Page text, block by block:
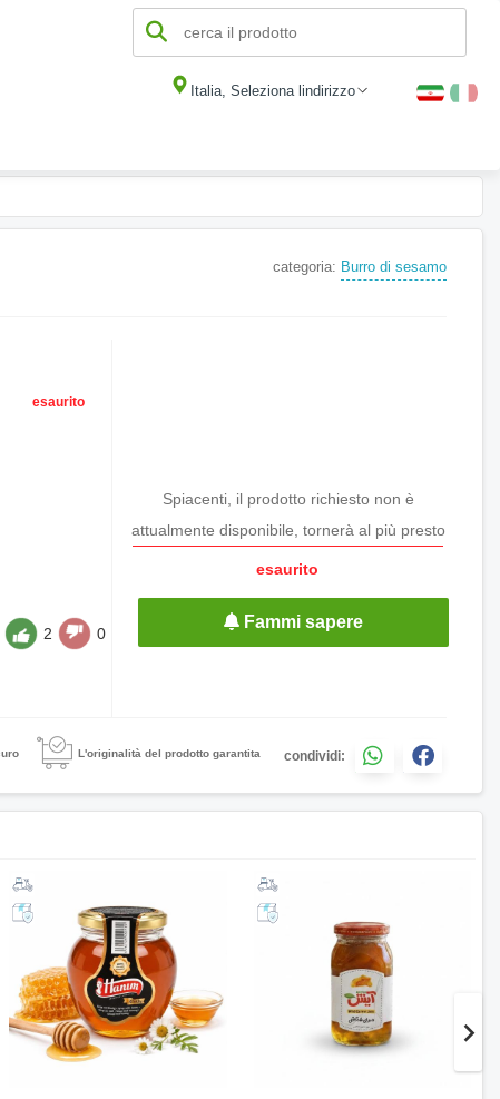
Italia, Seleziona lindirizzo
categoria: Burro di sesamo
esaurito
2 0
Spiacenti, il prodotto richiesto non è
attualmente disponibile, tornerà al più presto
esaurito
Fammi sapere
L'originalità del prodotto garantita condividi: